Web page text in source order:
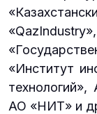
«Институт
АО «НИТ» и